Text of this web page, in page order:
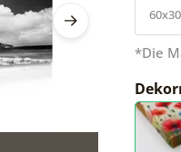
60x30
*Die